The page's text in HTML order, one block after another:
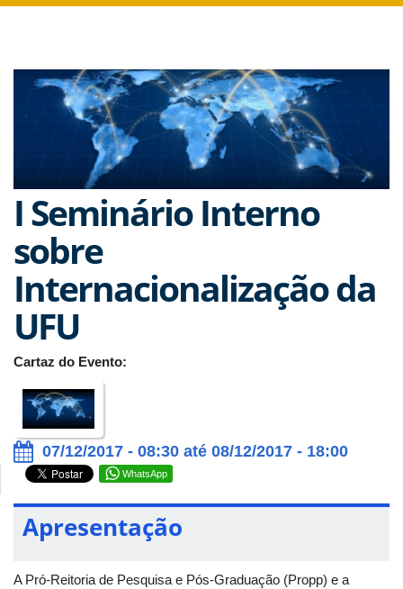
I Seminário Interno
sobre
Internacionalização da
UFU
Cartaz do Evento:
07/12/2017 - 08:30 até 08/12/2017 - 18:00
WhatsApp
Apresentação
A Pró-Reitoria de Pesquisa e Pós-Graduação (Propp) e a